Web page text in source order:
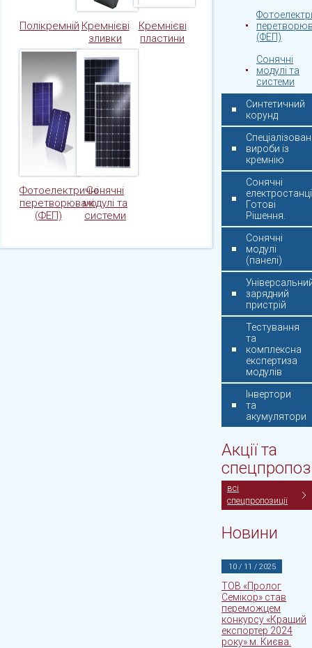
Полікремній Кремнієві
зливки
Кремнієві
пластини
Фотоелектричні
перетворювачі
(ФЕП)
Сонячні
модулі та
системи
(ФЕП)
Сонячні
модулі та
системи
Синтетичний
корунд
вироби із
кремнію
Сонячні
Готові
Рішення.
Сонячні
модулі
(панелі)
зарядний
пристрій
Тестування
та
комплексна
експертиза
модулів
Інвертори
та
акумулятори
Акції та
всі
спецпропозиції
Новини
10 / 11 / 2025
ТОВ «Пролог
Семікор» став
переможцем
конкурсу «Кращий
експортер 2024
року» м. Києва.